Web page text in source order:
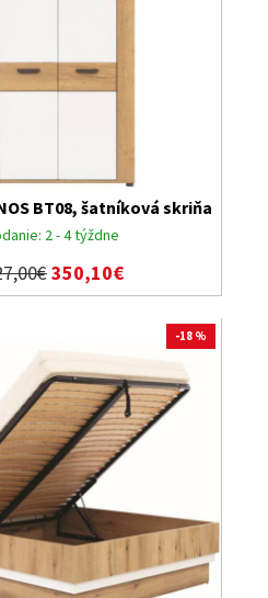
2 - 4 týždne
BT08, šatníková skriňa
350,10€
-18 %